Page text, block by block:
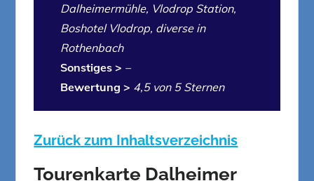
Dalheimermühle, Vlodrop Station,
Boshotel Vlodrop, diverse in
Rothenbach
Sonstiges > –
Bewertung > 4,5 von 5 Sternen
Zurück zum Inhaltsverzeichnis
Tourenkarte Dalheimer